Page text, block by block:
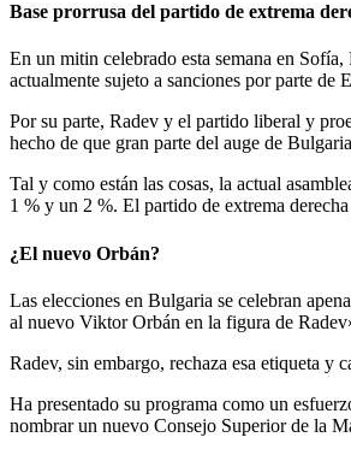
Base prorrusa del partido de extrema
En un mitin celebrado esta semana en
actualmente sujeto a sanciones por parte
Por su parte, Radev y el partido liberal y
hecho de que gran parte del auge de
Tal y como están las cosas, la actual
1 % y un 2 %. El partido de extrema
¿El nuevo Orbán?
Las elecciones en Bulgaria se celebran
al nuevo Viktor Orbán en la figura de
Radev, sin embargo, rechaza esa etiqueta y
Ha presentado su programa como un
nombrar un nuevo Consejo Superior de la